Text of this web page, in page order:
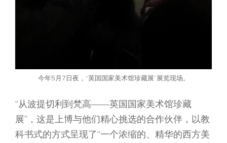
今年5月7日夜，“英国国家美术馆珍藏展”展览现场。
“从波提切利到梵高——英国国家美术馆珍藏
展”，这是上博与他们精心挑选的合作伙伴，以教
科书式的方式呈现了“一个浓缩的、精华的西方美